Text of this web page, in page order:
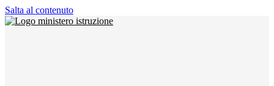
Salta al contenuto